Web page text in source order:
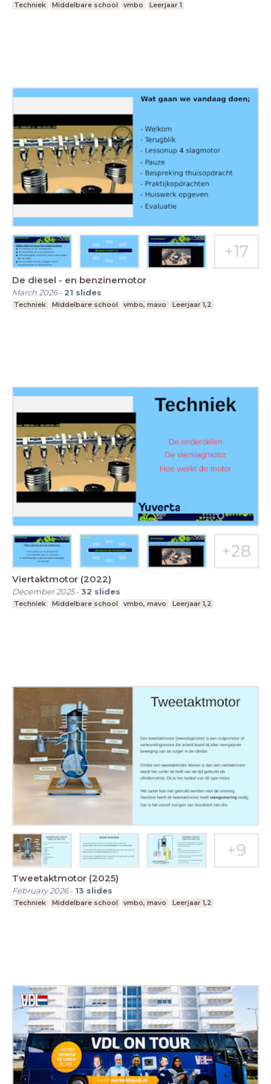
Techniek Middelbare school vmbo Leerjaar 1
De diesel - en benzinemotor
March 2026- 21 slides
Techniek Middelbare school vmbo, mavo Leerjaar 1,2
Viertaktmotor (2022)
December 2025-32 slides
Techniek Middelbare school vmbo, mavo Leerjaar 1,2
Tweetaktmotor (2025)
February 2026- 13 slides
Techniek Middelbare school vmbo, mavo Leerjaar 1,2